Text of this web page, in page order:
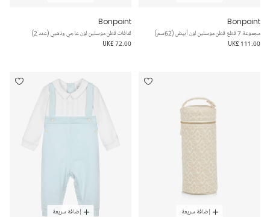
Bonpoint
مجموعة 7 قطع قطن موسلين لون أبيض (62سم)
UK£ 111.00
Bonpoint
لفافات قطن موسلين لون عاجي وذهبي (عدد 2)
UK£ 72.00
إضافة سريعة إضافة سريعة